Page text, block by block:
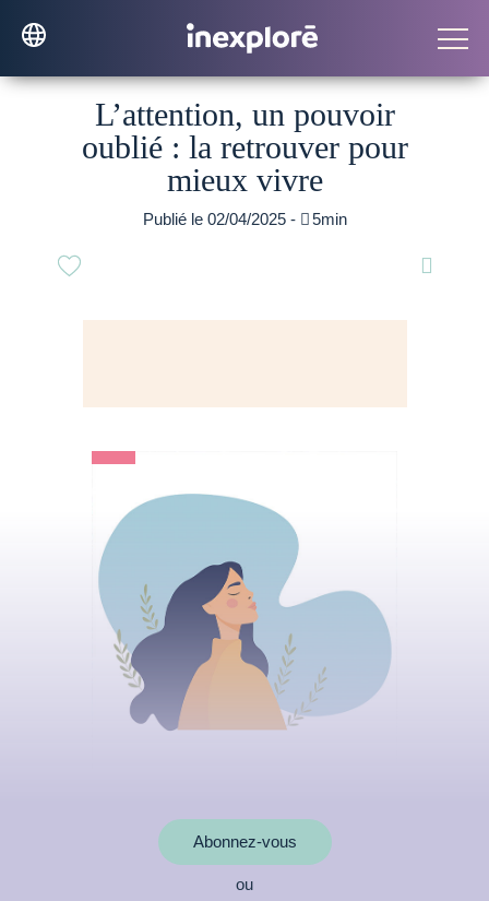
L’attention, un pouvoir
oublié : la retrouver pour
mieux vivre
Publié le 02/04/2025 - 5min

Abonnez-vous
ou